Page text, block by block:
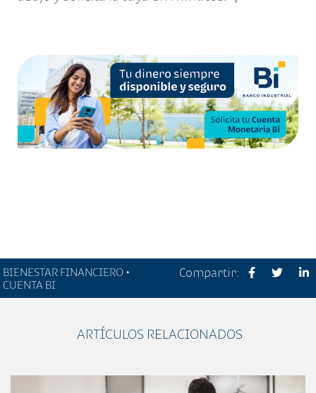
BIENESTAR FINANCIERO •
CUENTA BI
Compartir:
ARTÍCULOS RELACIONADOS